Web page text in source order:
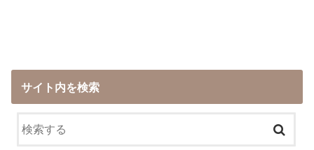
サイト内を検索